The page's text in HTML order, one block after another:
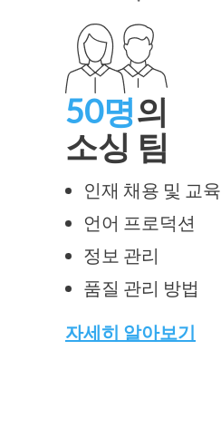
50명의
소싱 팀
인재 채용 및 교육
언어 프로덕션
정보 관리
품질 관리 방법
자세히 알아보기